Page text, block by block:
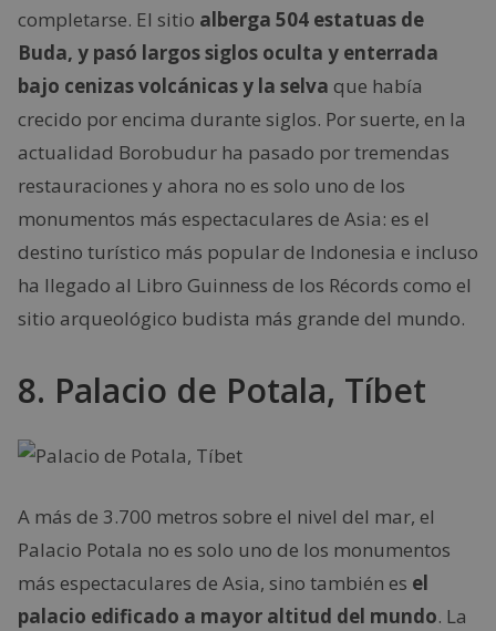
completarse. El sitio alberga 504 estatuas de
Buda, y pasó largos siglos oculta y enterrada
bajo cenizas volcánicas y la selva que había
crecido por encima durante siglos. Por suerte, en la
actualidad Borobudur ha pasado por tremendas
restauraciones y ahora no es solo uno de los
monumentos más espectaculares de Asia: es el
destino turístico más popular de Indonesia e incluso
ha llegado al Libro Guinness de los Récords como el
sitio arqueológico budista más grande del mundo.
8. Palacio de Potala, Tíbet
A más de 3.700 metros sobre el nivel del mar, el
Palacio Potala no es solo uno de los monumentos
más espectaculares de Asia, sino también es el
palacio edificado a mayor altitud del mundo. La